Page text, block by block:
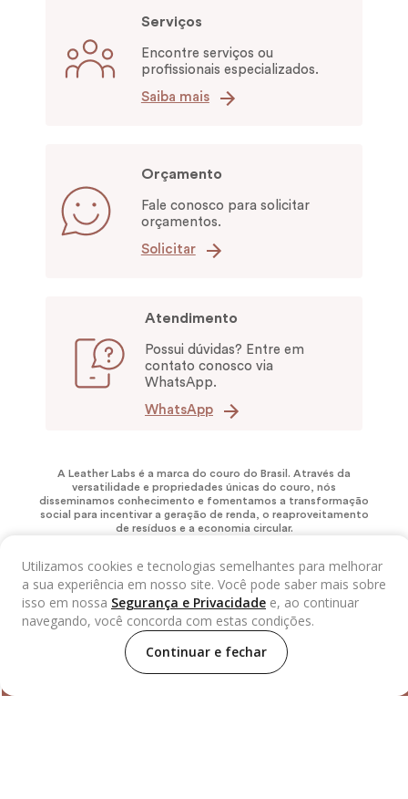
Utilizamos cookies e tecnologias semelhantes para melhorar
a sua experiência em nosso site. Você pode saber mais sobre
isso em nossa Segurança e Privacidade e, ao continuar
navegando, você concorda com estas condições.
Continuar e fechar
Serviços
Encontre serviços ou
profissionais especializados.
Saiba mais
Orçamento
Fale conosco para solicitar
orçamentos.
Solicitar
Atendimento
Possui dúvidas? Entre em
contato conosco via
WhatsApp.
WhatsApp
A Leather Labs é a marca do couro do Brasil. Através da
versatilidade e propriedades únicas do couro, nós
disseminamos conhecimento e fomentamos a transformação
social para incentivar a geração de renda, o reaproveitamento
de resíduos e a economia circular.
LEATHER LABS NEWS